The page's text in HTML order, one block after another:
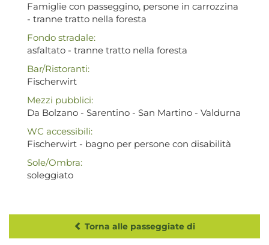
Famiglie con passeggino, persone in carrozzina
- tranne tratto nella foresta
Fondo stradale:
asfaltato - tranne tratto nella foresta
Bar/Ristoranti:
Fischerwirt
Mezzi pubblici:
Da Bolzano - Sarentino - San Martino - Valdurna
WC accessibili:
Fischerwirt - bagno per persone con disabilità
Sole/Ombra:
soleggiato
Torna alle passeggiate di